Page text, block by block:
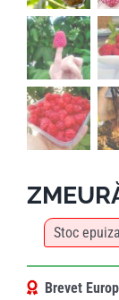
Stoc
Brevet